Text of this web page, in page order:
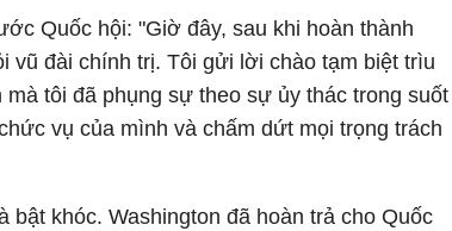
Quốc hội: "Giờ đây, sau khi hoàn thành
vũ đài chính trị. Tôi gửi lời chào tạm biệt trìu
tôi đã phụng sự theo sự ủy thác trong suốt
vụ của mình và chấm dứt mọi trọng trách
khóc. Washington đã hoàn trả cho Quốc